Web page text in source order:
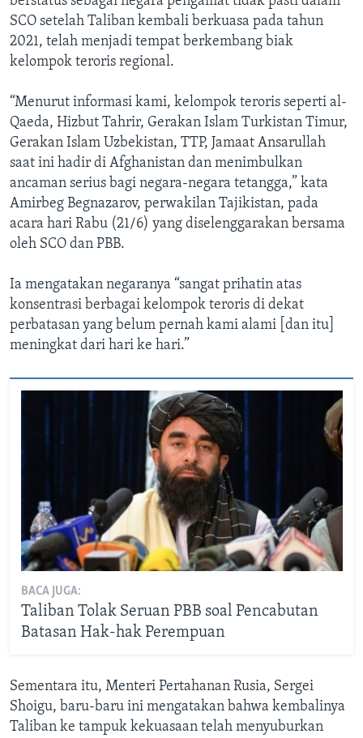
SCO setelah Taliban kembali berkuasa pada tahun
2021, telah menjadi tempat berkembang biak
kelompok teroris regional.
“Menurut informasi kami, kelompok teroris seperti al-
Qaeda, Hizbut Tahrir, Gerakan Islam Turkistan Timur,
Gerakan Islam Uzbekistan, TTP, Jamaat Ansarullah
saat ini hadir di Afghanistan dan menimbulkan
ancaman serius bagi negara-negara tetangga,” kata
Amirbeg Begnazarov, perwakilan Tajikistan, pada
acara hari Rabu (21/6) yang diselenggarakan bersama
oleh SCO dan PBB.
Ia mengatakan negaranya “sangat prihatin atas
konsentrasi berbagai kelompok teroris di dekat
perbatasan yang belum pernah kami alami [dan itu]
meningkat dari hari ke hari.”
BACA JUGA:
Taliban Tolak Seruan PBB soal Pencabutan
Batasan Hak-hak Perempuan
Sementara itu, Menteri Pertahanan Rusia, Sergei
Shoigu, baru-baru ini mengatakan bahwa kembalinya
Taliban ke tampuk kekuasaan telah menyuburkan